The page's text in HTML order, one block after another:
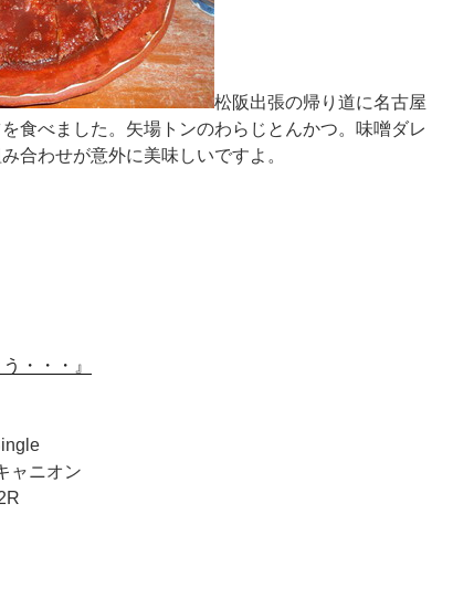
松阪出張の帰り道に名古屋
食べました。矢場トンのわらじとんかつ。味噌ダレ
合わせが意外に美味しいですよ。
・・・』
ャニオン